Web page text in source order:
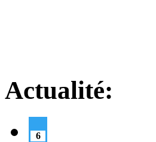
Actualité:
6